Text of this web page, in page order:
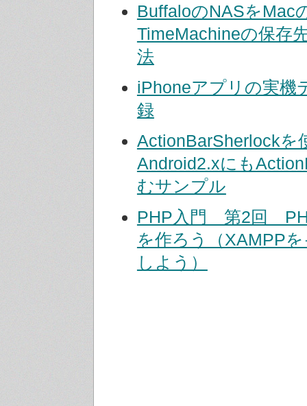
BuffaloのNASをMac
TimeMachineの保存
法
iPhoneアプリの実機
録
ActionBarSherlockを
Android2.xにも
むサンプル
PHP入門 第2回
を作ろう（XAMPP
しよう）